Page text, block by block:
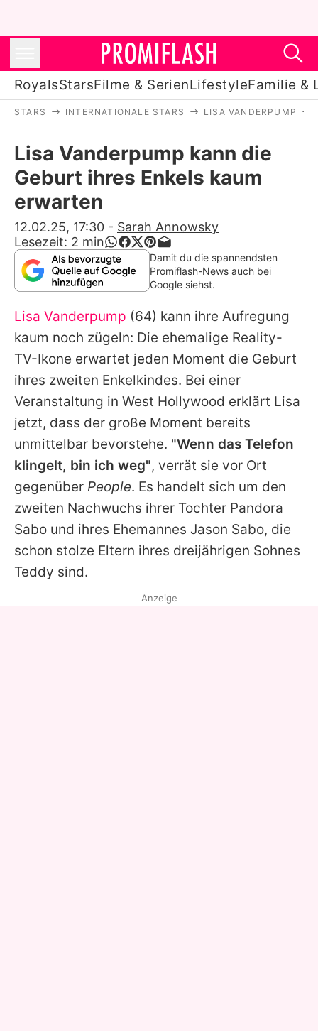
RoyalsStarsFilme & SerienLifestyleFamilie &
Stars
Filme & Serien
Lifestyle
Familie & Liebe
Promiflash Exklusiv
Alle Themen auf Promiflash
Jobs
App runterladen
Team
Redaktionelle Richtlinien
Impressum
Datenschutzerklärung
STARS INTERNATIONALE STARS LISA VANDERPUMP
Lisa Vanderpump kann die
Geburt ihres Enkels kaum
erwarten
12.02.25, 17:30 - Sarah Annowsky
Lesezeit: 2 min
Damit du die spannendsten
Promiflash-News auch bei
Google siehst.
Lisa Vanderpump (64) kann ihre Aufregung
kaum noch zügeln: Die ehemalige Reality-
TV-Ikone erwartet jeden Moment die Geburt
ihres zweiten Enkelkindes. Bei einer
Veranstaltung in West Hollywood erklärt Lisa
jetzt, dass der große Moment bereits
unmittelbar bevorstehe. "Wenn das Telefon
klingelt, bin ich weg", verrät sie vor Ort
gegenüber People. Es handelt sich um den
zweiten Nachwuchs ihrer Tochter Pandora
Sabo und ihres Ehemannes Jason Sabo, die
schon stolze Eltern ihres dreijährigen Sohnes
Teddy sind.
Anzeige